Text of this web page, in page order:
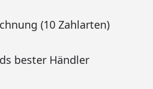
(10 Zahlarten)
bester Händler